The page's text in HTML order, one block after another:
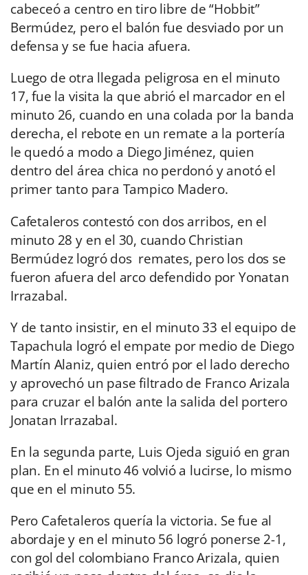
cabeceó a centro en tiro libre de “Hobbit”
Bermúdez, pero el balón fue desviado por un
defensa y se fue hacia afuera.
Luego de otra llegada peligrosa en el minuto
17, fue la visita la que abrió el marcador en el
minuto 26, cuando en una colada por la banda
derecha, el rebote en un remate a la portería
le quedó a modo a Diego Jiménez, quien
dentro del área chica no perdonó y anotó el
primer tanto para Tampico Madero.
Cafetaleros contestó con dos arribos, en el
minuto 28 y en el 30, cuando Christian
Bermúdez logró dos remates, pero los dos se
fueron afuera del arco defendido por Yonatan
Irrazabal.
Y de tanto insistir, en el minuto 33 el equipo de
Tapachula logró el empate por medio de Diego
Martín Alaniz, quien entró por el lado derecho
y aprovechó un pase filtrado de Franco Arizala
para cruzar el balón ante la salida del portero
Jonatan Irrazabal.
En la segunda parte, Luis Ojeda siguió en gran
plan. En el minuto 46 volvió a lucirse, lo mismo
que en el minuto 55.
Pero Cafetaleros quería la victoria. Se fue al
abordaje y en el minuto 56 logró ponerse 2-1,
con gol del colombiano Franco Arizala, quien